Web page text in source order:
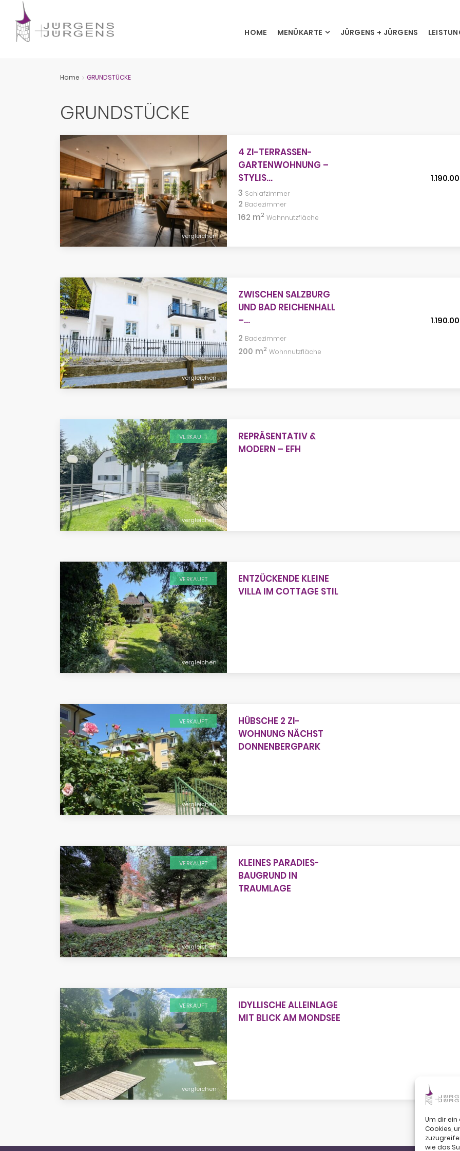
Um dir
Cookies,
wie das
HOME MENÜKARTE JÜRGENS + JÜRGENS
Home GRUNDSTÜCKE
GRUNDSTÜCKE
vergleichen
4 ZI-TERRASSEN-
GARTENWOHNUNG –
STYLIS...
3 Schlafzimmer
2 Badezimmer
162 m2 Wohnnutzfläche
vergleichen
ZWISCHEN SALZBURG
UND BAD REICHENHALL
–...
2 Badezimmer
200 m2 Wohnnutzfläche
vergleichen
VERKAUFT
REPRÄSENTATIV &
MODERN – EFH
vergleichen
VERKAUFT
ENTZÜCKENDE KLEINE
VILLA IM COTTAGE STIL
vergleichen
VERKAUFT
HÜBSCHE 2 ZI-
WOHNUNG NÄCHST
DONNENBERGPARK
vergleichen
VERKAUFT
KLEINES PARADIES-
BAUGRUND IN
TRAUMLAGE
vergleichen
VERKAUFT
IDYLLISCHE ALLEINLAGE
MIT BLICK AM MONDSEE